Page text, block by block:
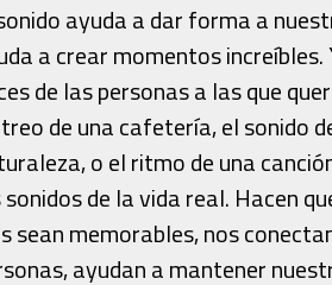
ayuda a dar forma a
a crear momentos increíbles.
de las personas a las que
de una cafetería, el sonido
o el ritmo de una
sonidos de la vida real. Hacen
sean memorables, nos
ayudan a mantener